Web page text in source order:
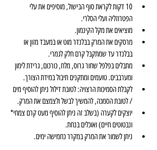
10 דקות לקראת סוף הבישול, מוסיפים את עלי
הפטרוזליה ועלי הסלרי.
מוציאים את מקל הקינמון.
מרסקים את המרק בבלנדר מוט או במעבד מזון או
בבלנדר עד שמתקבל קרם חלק לגמרי.
מתבלים בפלפל שחור גרוס, מלח, כורכום, גרידת לימון
ומערבבים. טועמים ומתקנים תיבול במידת הצורך.
לקבלת הסמיכות הרצויה: לטובת דילול ניתן להוסיף מים
/ לטובת הסמכה, להמשיך לבשל ולצמצם את המרק.
יוצקים לקערה (בשלב זה ניתן להוסיף מעט קרם צמחי*
ונבטוטים חיים) ואוכלים בנחת.
ניתן לשמור את המרק במקרר כחמישה ימים.